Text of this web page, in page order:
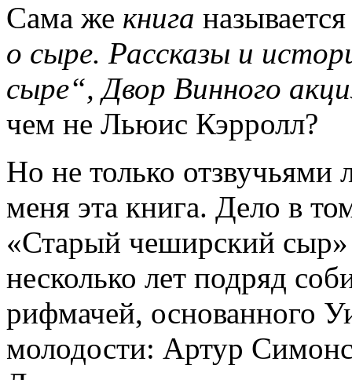
Сама же книга
о сыре. Рассказы и
сыре“, Двор Винного
чем не Льюис Кэрролл?
Но не только
меня эта книга. Дело в
«Старый чеширский сыр»
несколько лет подряд
рифмачей, основанного
молодости: Артур